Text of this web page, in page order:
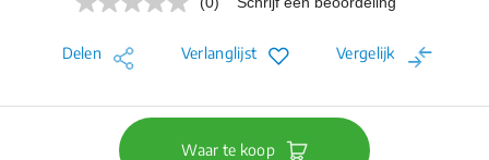
Geen
Dezelfde
paginalink.
Delen Verlanglijst Vergelijk
Waar te koop